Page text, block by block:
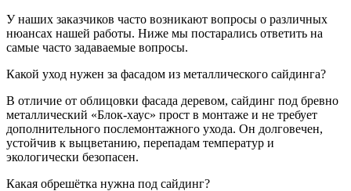
У наших заказчиков часто возникают вопросы о различных
нюансах нашей работы. Ниже мы постарались ответить на
самые часто задаваемые вопросы.
Какой уход нужен за фасадом из металлического сайдинга?
В отличие от облицовки фасада деревом, сайдинг под бревно
металлический «Блок-хаус» прост в монтаже и не требует
дополнительного послемонтажного ухода. Он долговечен,
устойчив к выцветанию, перепадам температур и
экологически безопасен.
Какая обрешётка нужна под сайдинг?